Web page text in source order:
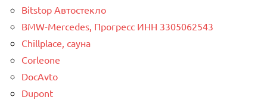
Bitstop Автостекло
BMW-Mercedes, Прогресс ИНН 3305062543
Chillplace, сауна
Corleone
DocAvto
Dupont